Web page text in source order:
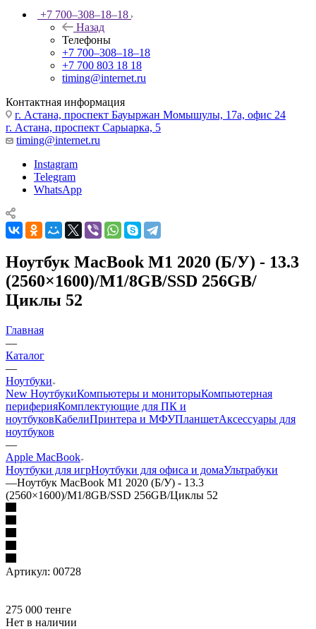
+7 700‒308‒18‒18
Назад
Телефоны
+7 700‒308‒18‒18
+7 700 803 18 18
timing@internet.ru
Контактная информация
г. Астана, проспект Бауыржан Момышулы, 17а, офис 24
г. Астана, проспект Сарыарка, 5
timing@internet.ru
Instagram
Telegram
WhatsApp
Ноутбук MacBook M1 2020 (Б/У) - 13.3
(2560×1600)/M1/8GB/SSD 256GB/
Циклы 52
Главная
—
Каталог
—
Ноутбуки
New НоутбукиКомпьютеры и мониторыКомпьютерная
периферияКомплектующие для ПК и
ноутбуковКабелиПринтера и МФУПланшетАксессуары для
ноутбуков
—
Apple MacBook
Ноутбуки для игрНоутбуки для офиса и домаУльтрабуки
—Ноутбук MacBook M1 2020 (Б/У) - 13.3
(2560×1600)/M1/8GB/SSD 256GB/Циклы 52
Артикул: 00728
275 000 тенге
Нет в наличии